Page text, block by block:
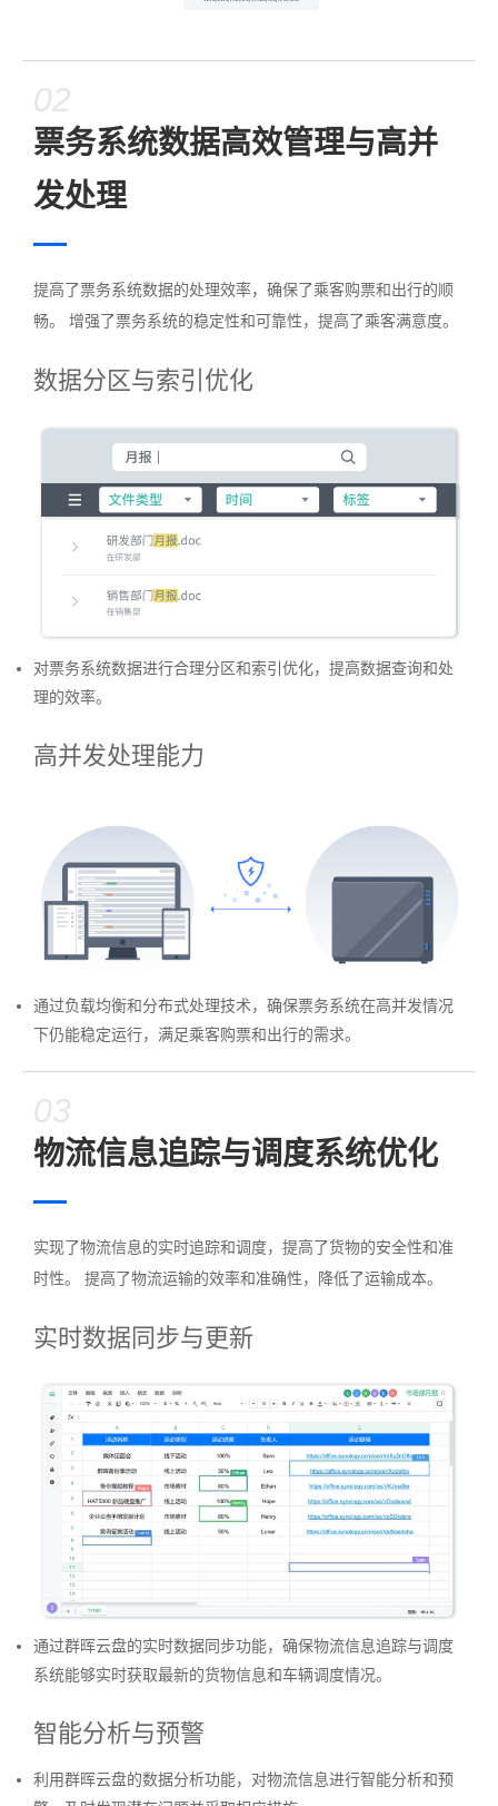
02
票务系统数据高效管理与高并
发处理
提高了票务系统数据的处理效率，确保了乘客购票和出行的顺
畅。 增强了票务系统的稳定性和可靠性，提高了乘客满意度。
数据分区与索引优化
对票务系统数据进行合理分区和索引优化，提高数据查询和处
理的效率。
高并发处理能力
通过负载均衡和分布式处理技术，确保票务系统在高并发情况
下仍能稳定运行，满足乘客购票和出行的需求。
03
物流信息追踪与调度系统优化
实现了物流信息的实时追踪和调度，提高了货物的安全性和准
时性。 提高了物流运输的效率和准确性，降低了运输成本。
实时数据同步与更新
通过群晖云盘的实时数据同步功能，确保物流信息追踪与调度
系统能够实时获取最新的货物信息和车辆调度情况。
智能分析与预警
利用群晖云盘的数据分析功能，对物流信息进行智能分析和预